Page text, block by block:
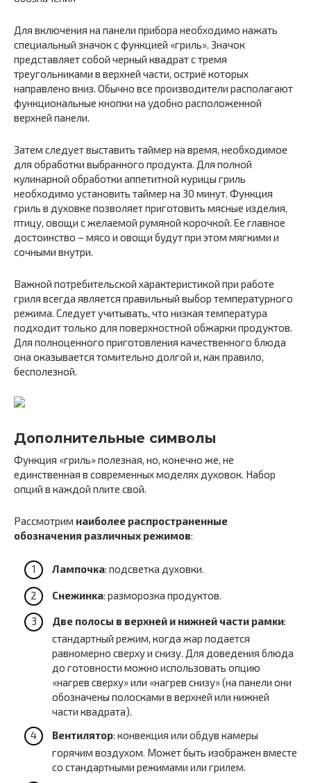
Для включения на панели прибора необходимо нажать
специальный значок с функцией «гриль». Значок
представляет собой черный квадрат с тремя
треугольниками в верхней части, остриё которых
направлено вниз. Обычно все производители располагают
функциональные кнопки на удобно расположенной
верхней панели.
Затем следует выставить таймер на время, необходимое
для обработки выбранного продукта. Для полной
кулинарной обработки аппетитной курицы гриль
необходимо установить таймер на 30 минут. Функция
гриль в духовке позволяет приготовить мясные изделия,
птицу, овощи с желаемой румяной корочкой. Ее главное
достоинство – мясо и овощи будут при этом мягкими и
сочными внутри.
Важной потребительской характеристикой при работе
гриля всегда является правильный выбор температурного
режима. Следует учитывать, что низкая температура
подходит только для поверхностной обжарки продуктов.
Для полноценного приготовления качественного блюда
она оказывается томительно долгой и, как правило,
бесполезной.
Дополнительные символы
Функция «гриль» полезная, но, конечно же, не
единственная в современных моделях духовок. Набор
опций в каждой плите свой.
Рассмотрим наиболее распространенные
обозначения различных режимов:
Лампочка: подсветка духовки.
Снежинка: разморозка продуктов.
Две полосы в верхней и нижней части рамки:
стандартный режим, когда жар подается
равномерно сверху и снизу. Для доведения блюда
до готовности можно использовать опцию
«нагрев сверху» или «нагрев снизу» (на панели они
обозначены полосками в верхней или нижней
части квадрата).
Вентилятор: конвекция или обдув камеры
горячим воздухом. Может быть изображен вместе
со стандартными режимами или грилем.